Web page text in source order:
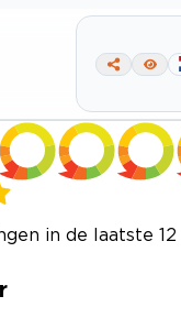
in de laatste